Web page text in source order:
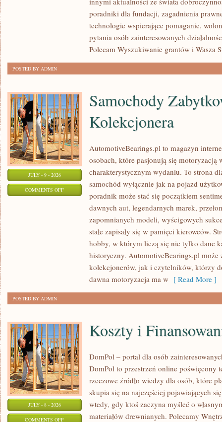
poradniki dla fundacji, zagadnienia
technologie wspierające pomaganie,
pytania osób zainteresowanych
Polecam Wyszukiwanie grantów i Wasza
POSTED BY ADMIN
JULY - 9 - 2026
COMMENTS OFFON
SAMOCHODY
Samochody
Kolekcjonera
AutomotiveBearings.pl to magazyn
osobach, które pasjonują się motoryzacją
charakterystycznym wydaniu. To strona
samochód wyłącznie jak na pojazd
poradnik może stać się początkiem
dawnych aut, legendarnych marek,
zapomnianych modeli, wyścigowych
stałe zapisały się w pamięci kierowców.
hobby, w którym liczą się nie tylko dane
historyczny. AutomotiveBearings.pl może
kolekcjonerów, jak i czytelników, którzy
dawna motoryzacja ma w [ Read More ]
POSTED BY ADMIN
JULY - 8 - 2026
COMMENTS OFFON
Koszty i
DomPol – portal dla osób
DomPol to przestrzeń online poświęcony
rzeczowe źródło wiedzy dla osób, które
skupia się na najczęściej pojawiających
wtedy, gdy ktoś zaczyna myśleć o
materiałów drewnianych. Polecamy